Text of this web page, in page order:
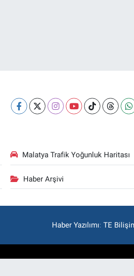
Malatya Trafik Yoğunluk Haritası
Haber Arşivi
Haber Yazılımı:TE